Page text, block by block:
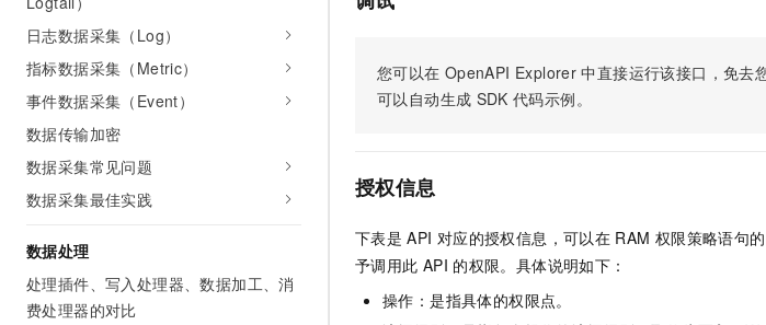
日志数据采集（Log）
指标数据采集（Metric）
事件数据采集（Event）
数据传输加密
数据采集常见问题
数据采集最佳实践
数据处理
处理插件、写入处理器、数据加工、消
费处理器的对比
您可以在 OpenAPI Explorer 中直接运行该接口，免去
可以自动生成 SDK 代码示例。
授权信息
下表是 API 对应的授权信息，可以在 RAM 权限策略语句的
予调用此 API 的权限。具体说明如下：
操作：是指具体的权限点。